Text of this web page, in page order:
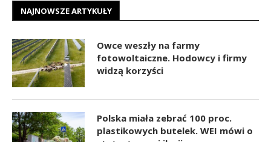
NAJNOWSZE ARTYKUŁY
Owce weszły na farmy
fotowoltaiczne. Hodowcy i firmy
widzą korzyści
Polska miała zebrać 100 proc.
plastikowych butelek. WEI mówi o